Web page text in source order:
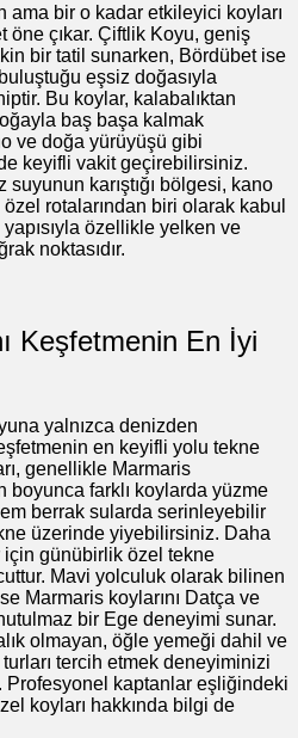
ama bir o kadar etkileyici koyları
öne çıkar. Çiftlik Koyu, geniş
bir tatil sunarken, Bördübet ise
eşsiz doğasıyla
Bu koylar, kalabalıktan
baş başa kalmak
ve doğa yürüyüşü gibi
keyifli vakit geçirebilirsiniz.
suyunun karıştığı bölgesi, kano
rotalarından biri olarak kabul
özellikle yelken ve
noktasıdır.
Keşfetmenin En İyi
yalnızca denizden
en keyifli yolu tekne
genellikle Marmaris
boyunca farklı koylarda yüzme
berrak sularda serinleyebilir
üzerinde yiyebilirsiniz. Daha
günübirlik özel tekne
Mavi yolculuk olarak bilinen
Marmaris koylarını Datça ve
bir Ege deneyimi sunar.
olmayan, öğle yemeği dahil ve
tercih etmek deneyiminizi
kaptanlar eşliğindeki
koyları hakkında bilgi de